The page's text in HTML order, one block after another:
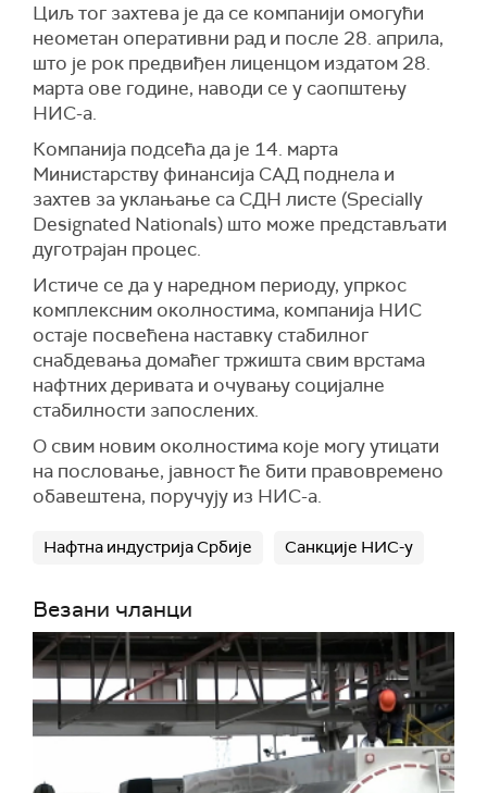
Циљ тог захтева је да се компанији омогући
неометан оперативни рад и после 28. априла,
што је рок предвиђен лиценцом издатом 28.
марта ове године, наводи се у саопштењу
НИС-а.
Компанија подсећа да је 14. марта
Министарству финансија САД поднела и
захтев за уклањање са СДН листе (Specially
Designated Nationals) што може представљати
дуготрајан процес.
Истиче се да у наредном периоду, упркос
комплексним околностима, компанија НИС
остаје посвећена наставку стабилног
снабдевања домаћег тржишта свим врстама
нафтних деривата и очувању социјалне
стабилности запослених.
О свим новим околностима које могу утицати
на пословање, јавност ће бити правовремено
обавештена, поручују из НИС-а.
Нафтна индустрија Србије Санкције НИС-у
Везани чланци